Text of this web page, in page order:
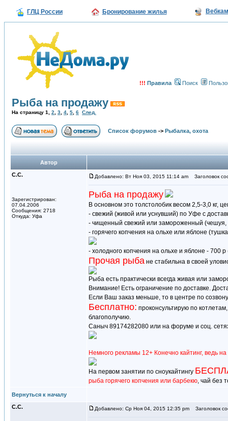
ГЛЦ России Бронирование жилья
!!! Правила Поиск
Рыба на продажу
На страницу 1 2 3 4 5 6 След.
Список форумов -> Рыбалка, охота
Автор
С.С.
Зарегистрирован:
07.04.2006
Сообщения: 2718
Откуда: Уфа
Добавлено: Вт Ноя 03, 2015 11:14 am Заголовок
Рыба на продажу
В основном это толстолобик весом 2,5-3,0 кг,
- свежий (живой или уснувший) по Уфе с
- чищенный свежий или замороженный (чешуя,
- горячего копчения на ольхе или яблоне
- холодного копчения на ольхе и яблоне - 700
Прочая рыба не стабильна в своей
Рыба есть практически всегда живая или
Внимание! Есть ограничение по доставке.
Если Ваш заказ меньше, то в центре по
Бесплатно: проконсультирую по
благополучию.
Саныч 89174282080 или на форуме и соц.
Немного рекламы 12+ Конечно кайтинг, ведь
На первом занятии по сноукайтингу
рыба горячего копчения или барбекю, чай без
Вернуться к началу
С.С.
Добавлено: Ср Ноя 04, 2015 12:35 pm Заголовок